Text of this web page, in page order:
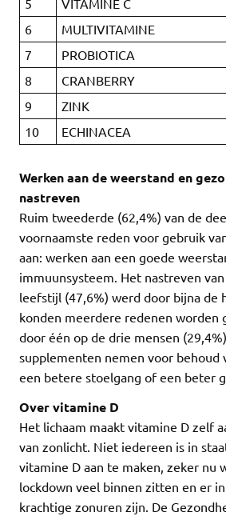
5
VITAMINE C
6
MULTIVITAMINE
7
PROBIOTICA
8
CRANBERRY
9
ZINK
10
ECHINACEA
Werken aan de weerstand en
nastreven
Ruim tweederde (62,4%) van de
voornaamste reden voor gebruik
aan: werken aan een goede
immuunsysteem. Het nastreven
leefstijl (47,6%) werd door bijna de
konden meerdere redenen worden
door één op de drie mensen
supplementen nemen voor behoud
een betere stoelgang of een beter
Over vitamine D
Het lichaam maakt vitamine D zelf
van zonlicht. Niet iedereen is in
vitamine D aan te maken, zeker nu
lockdown veel binnen zitten en er
krachtige zonuren zijn. De